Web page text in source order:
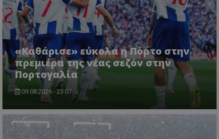
«Καθάρισε» εύκολα η Πόρτο στην
πρεμιέρα της νέας σεζόν στην
Πορτογαλία
09.08.2026 - 23:07